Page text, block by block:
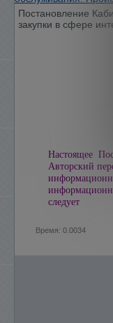
Постановление
закупки в сфере
Настоящее
Авторский
следует
Время: 0.0034